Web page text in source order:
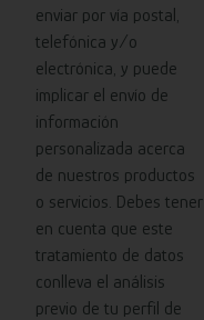
enviar por vía postal,
telefónica y/o
electrónica, y puede
implicar el envío de
información
personalizada acerca
de nuestros productos
o servicios. Debes tener
en cuenta que este
tratamiento de datos
conlleva el análisis
previo de tu perfil de